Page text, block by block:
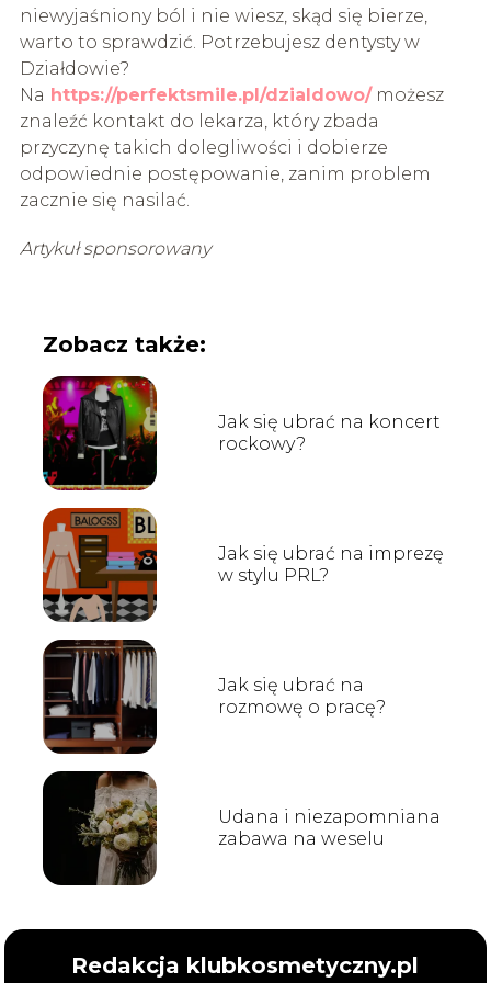
niewyjaśniony ból i nie wiesz, skąd się bierze,
warto to sprawdzić. Potrzebujesz dentysty w
Działdowie?
Na https://perfektsmile.pl/dzialdowo/możesz
znaleźć kontakt do lekarza, który zbada
przyczynę takich dolegliwości i dobierze
odpowiednie postępowanie, zanim problem
zacznie się nasilać.
Artykuł sponsorowany
Zobacz także:
Jak się ubrać na koncert
rockowy?
Jak się ubrać na imprezę
w stylu PRL?
Jak się ubrać na
rozmowę o pracę?
Udana i niezapomniana
zabawa na weselu
Redakcja klubkosmetyczny.pl